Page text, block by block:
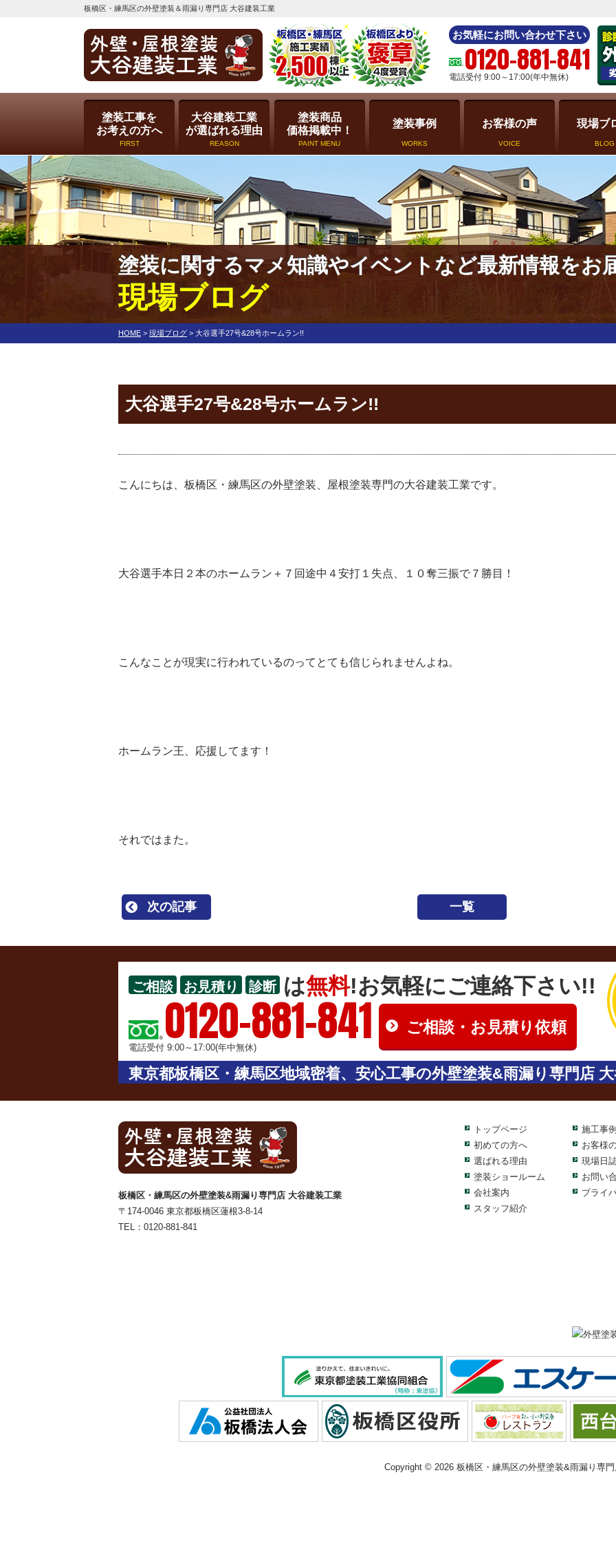
板橋区・練馬区の外壁塗装＆雨漏り専門店 大谷建装工業
お気軽にお問い合わせ下さい
0120-881-841
電話受付 9:00～17:00(年中無休)
塗装工事を
お考えの方へ
FIRST
大谷建装工業
が選ばれる理由
REASON
塗装商品
価格掲載中！
PAINT MENU
塗装事例
WORKS
お客様の声
VOICE
現場ブ
BLOG
塗装に関するマメ知識やイベントなど最新情報をお
現場ブログ
HOME > 現場ブログ > 大谷選手27号&28号ホームラン!!
大谷選手27号&28号ホームラン!!
こんにちは、板橋区・練馬区の外壁塗装、屋根塗装専門の大谷建装工業です。
大谷選手本日２本のホームラン＋ ７回途中４安打１失点、１０奪三振で７勝目 ！
こんなことが現実に行われているのってとても信じられませんよね。
ホームラン王、応援してます！
それではまた。
次の記事 一覧
ご相談 お見積り 診断 は無料!お気軽にご連絡下さい!!
0120-881-841
電話受付 9:00～17:00(年中無休)
ご相談・お見積り依頼
東京都板橋区・練馬区地域密着、安心工事の外壁塗装&雨漏り専門店
板橋区・練馬区の外壁塗装&雨漏り専門店 大谷建装工業
〒174-0046 東京都板橋区蓮根3-8-14
TEL： 0120-881-841
トップページ
初めての方へ
選ばれる理由
塗装ショールーム
会社案内
スタッフ紹介
施工事
お客様
現場日
お問い
プライ
Copyright © 2026 板橋区・練馬区の外壁塗装&雨漏り専